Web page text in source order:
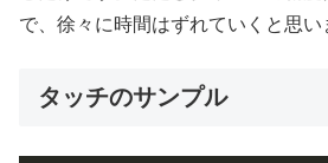
で、徐々に時間はずれていくと思い
タッチのサンプル